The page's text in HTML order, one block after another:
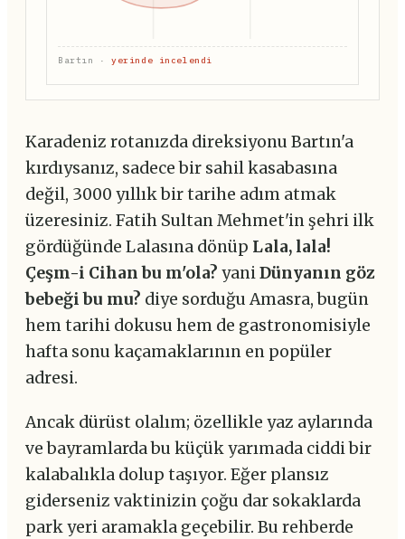
Bartın ·yerinde incelendi
Karadeniz rotanızda direksiyonu Bartın'a
kırdıysanız, sadece bir sahil kasabasına
değil, 3000 yıllık bir tarihe adım atmak
üzeresiniz. Fatih Sultan Mehmet'in şehri ilk
gördüğünde Lalasına dönüp Lala, lala!
Çeşm-i Cihan bu m'ola? yaniDünyanın göz
bebeği bu mu? diye sorduğu Amasra, bugün
hem tarihi dokusu hem de gastronomisiyle
hafta sonu kaçamaklarının en popüler
adresi.
Ancak dürüst olalım; özellikle yaz aylarında
ve bayramlarda bu küçük yarımada ciddi bir
kalabalıkla dolup taşıyor. Eğer plansız
giderseniz vaktinizin çoğu dar sokaklarda
park yeri aramakla geçebilir. Bu rehberde